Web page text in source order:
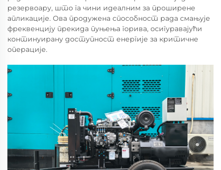
резервоару, што га чини идеалним за проширене
апликације. Ова продужена способност рада смањује
фреквенцију прекида пуњења горива, осигуравајући
континуирану доступност енергије за критичне
операције.